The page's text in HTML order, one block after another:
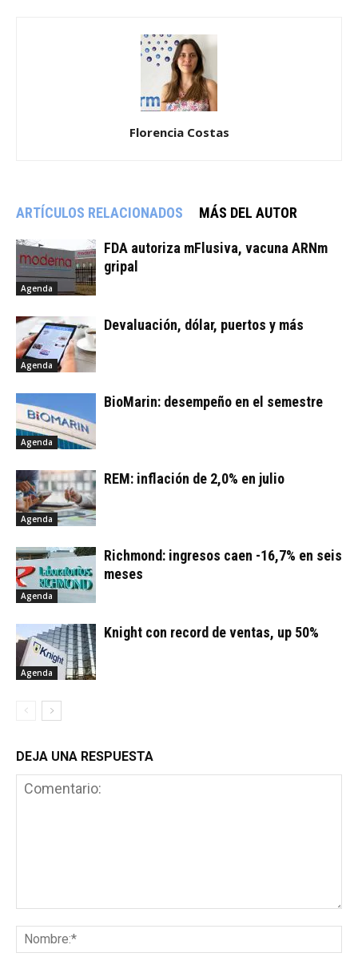
Florencia Costas
ARTÍCULOS RELACIONADOS MÁS DEL AUTOR
Agenda
FDA autoriza mFlusiva, vacuna ARNm
gripal
Agenda
Devaluación, dólar, puertos y más
Agenda
BioMarin: desempeño en el semestre
Agenda
REM: inflación de 2,0% en julio
Agenda
Richmond: ingresos caen -16,7% en seis
meses
Agenda
Knight con record de ventas, up 50%
DEJA UNA RESPUESTA